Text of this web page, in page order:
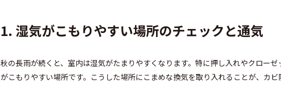
1. 湿気がこもりやすい場所のチェックと通気
秋の長雨が続くと、室内は湿気がたまりやすくなります。特に押し入れやクロー
がこもりやすい場所です。こうした場所にこまめな換気を取り入れることが、カビ